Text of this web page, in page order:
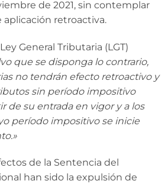
de 2021, sin contemplar
retroactiva.
General Tributaria (LGT)
que se disponga lo contrario,
no tendrán efecto retroactivo y
sin período impositivo
de su entrada en vigor y a los
período impositivo se inicie
de la Sentencia del
han sido la expulsión de